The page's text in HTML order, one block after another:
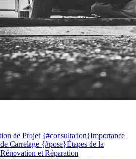
de Projet {#consultation}Importance
Carrelage {#pose}Étapes de la
et Réparation